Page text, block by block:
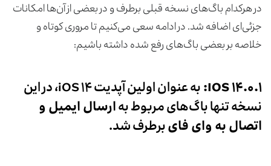
در هرکدام باگ‌های نسخه قبلی برطرف و در بعضی از آن‌ها امکانات
جزئی‌ای اضافه شد. در ادامه‌ سعی می‌کنیم تا مروری کوتاه و
خلاصه بر بعضی باگ‌های رفع شده داشته باشیم:
IOS ۱۴.۰.۱:
به عنوان اولین آپدیت iOS ۱۴، در این
نسخه تنها باگ‌های مربوط بهارسال ایمیل و
اتصال به وای فایبرطرف شد.